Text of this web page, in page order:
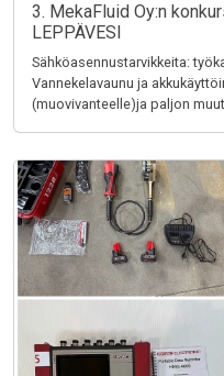
3. MekaFluid Oy:n
LEPPÄVESI
Sähköasennustarvikkeita:
Vannekelavaunu ja
(muovivanteelle)ja paljon